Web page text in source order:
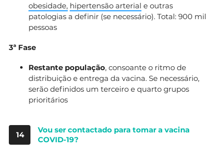
obesidade, hipertensão arterial e outras
patologias a definir (se necessário). Total: 900 mil
pessoas
3ª Fase
Restante população, consoante o ritmo de
distribuição e entrega da vacina. Se necessário,
serão definidos um terceiro e quarto grupos
prioritários
14
Vou ser contactado para tomar a vacina
COVID-19?